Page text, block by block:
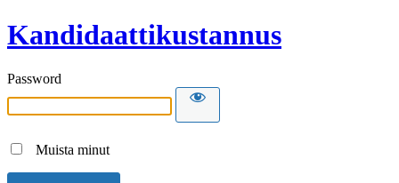
Kandidaattikustannus
Password
Muista minut